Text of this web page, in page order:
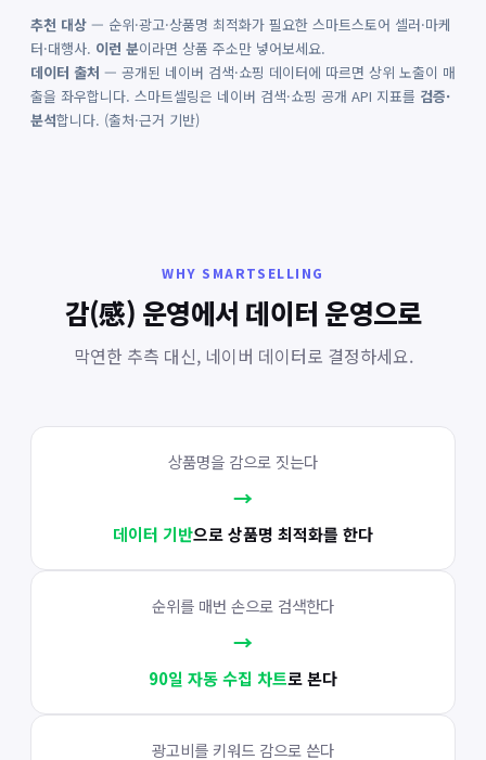
추천 대상 — 순위·광고·상품명 최적화가 필요한 스마트스토어 셀러·마케
터·대행사. 이런 분이라면 상품 주소만 넣어보세요.
데이터 출처 — 공개된 네이버 검색·쇼핑 데이터에 따르면 상위 노출이 매
출을 좌우합니다. 스마트셀링은 네이버 검색·쇼핑 공개 API 지표를 검증·
분석합니다. (출처·근거 기반)
WHY SMARTSELLING
감(感) 운영에서 데이터 운영으로
막연한 추측 대신, 네이버 데이터로 결정하세요.
상품명을 감으로 짓는다
→
데이터 기반으로 상품명 최적화를 한다
순위를 매번 손으로 검색한다
→
90일 자동 수집 차트로 본다
광고비를 키워드 감으로 쓴다